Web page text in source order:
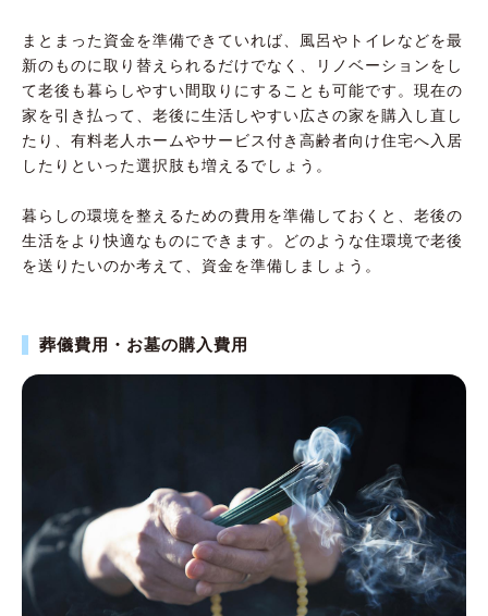
まとまった資金を準備できていれば、風呂やトイレなどを最
新のものに取り替えられるだけでなく、リノベーションをし
て老後も暮らしやすい間取りにすることも可能です。現在の
家を引き払って、老後に生活しやすい広さの家を購入し直し
たり、有料老人ホームやサービス付き高齢者向け住宅へ入居
したりといった選択肢も増えるでしょう。
暮らしの環境を整えるための費用を準備しておくと、老後の
生活をより快適なものにできます。どのような住環境で老後
を送りたいのか考えて、資金を準備しましょう。
葬儀費用・お墓の購入費用